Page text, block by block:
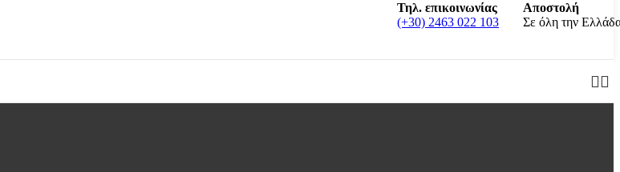
Τηλ. επικοινωνίας
(+30) 2463 022 103
Αποστολή
Σε όλη την